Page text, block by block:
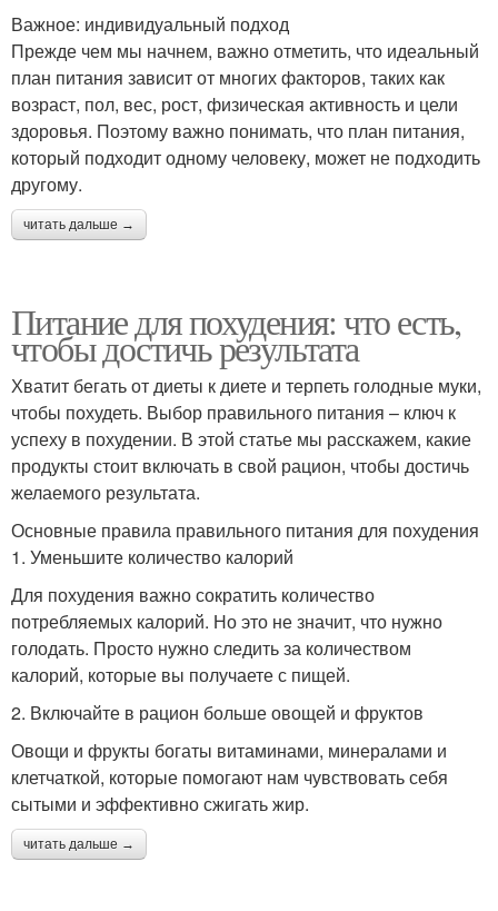
Важное: индивидуальный подход
Прежде чем мы начнем, важно отметить, что идеальный
план питания зависит от многих факторов, таких как
возраст, пол, вес, рост, физическая активность и цели
здоровья. Поэтому важно понимать, что план питания,
который подходит одному человеку, может не подходить
другому.
читать дальше →
Питание для похудения: что есть,
чтобы достичь результата
Хватит бегать от диеты к диете и терпеть голодные муки,
чтобы похудеть. Выбор правильного питания – ключ к
успеху в похудении. В этой статье мы расскажем, какие
продукты стоит включать в свой рацион, чтобы достичь
желаемого результата.
Основные правила правильного питания для похудения
1. Уменьшите количество калорий
Для похудения важно сократить количество
потребляемых калорий. Но это не значит, что нужно
голодать. Просто нужно следить за количеством
калорий, которые вы получаете с пищей.
2. Включайте в рацион больше овощей и фруктов
Овощи и фрукты богаты витаминами, минералами и
клетчаткой, которые помогают нам чувствовать себя
сытыми и эффективно сжигать жир.
читать дальше →